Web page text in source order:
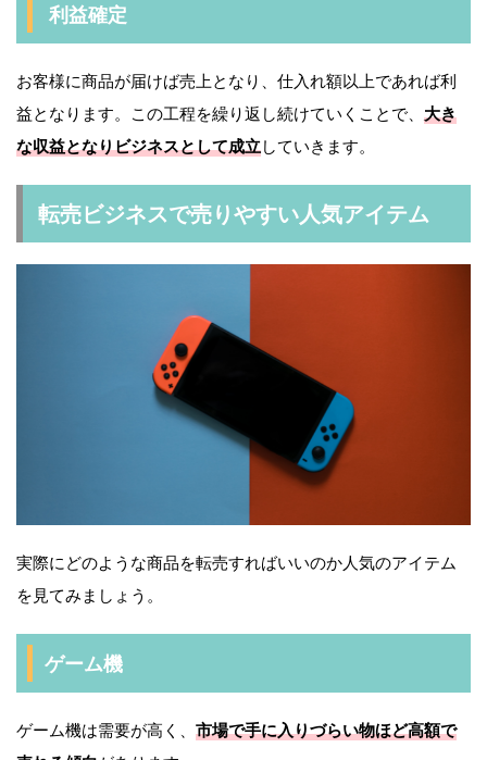
利益確定
お客様に商品が届けば売上となり、仕入れ額以上であれば利
益となります。この工程を繰り返し続けていくことで、 大き
な収益となりビジネスとして成立していきます。
転売ビジネスで売りやすい人気アイテム
実際にどのような商品を転売すればいいのか人気のアイテム
を見てみましょう。
ゲーム機
ゲーム機は需要が高く、 市場で手に入りづらい物ほど高額で